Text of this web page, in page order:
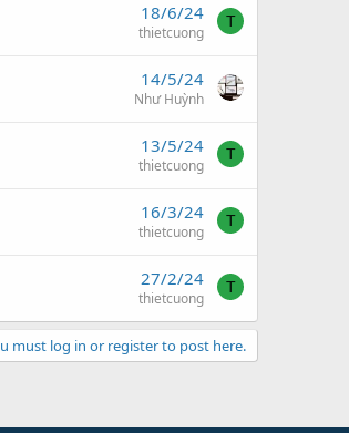
18/6/24
thietcuong
T
14/5/24
Như Huỳnh
13/5/24
thietcuong
T
16/3/24
thietcuong
T
27/2/24
thietcuong
T
must log in or register to post here.